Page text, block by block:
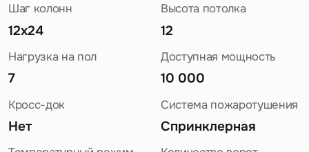
Шаг колонн
12x24
Высота потолка
12
Нагрузка на пол
7
Доступная мощность
10 000
Кросс-док
Нет
Система пожаротушения
Спринклерная